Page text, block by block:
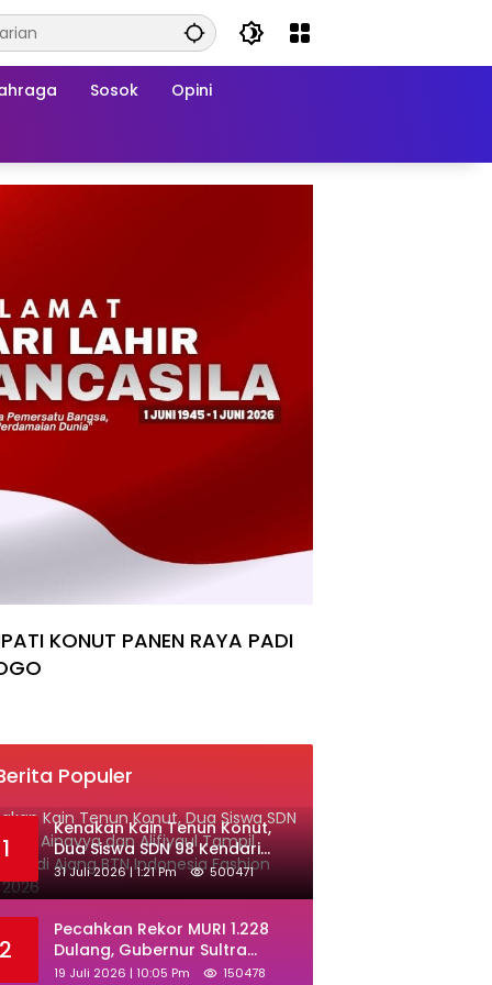
Sosok Opini
KONUT PANEN RAYA PADI
Populer
1
‎Kenakan Kain Tenun Konut,
Dua Siswa SDN 98 Kendari
Ainayya dan Alifiyaul Tampil
31 Juli 2026 | 1:21 Pm 500471
2
Pecahkan Rekor MURI 1.228
Dulang, Gubernur Sultra
Terima Gelar Adat Muna dan
19 Juli 2026 | 10:05 Pm 150478